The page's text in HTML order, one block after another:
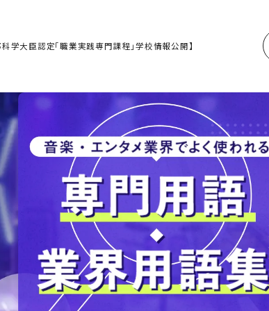
科学大臣認定「職業実践専門課程」学校情報公開】